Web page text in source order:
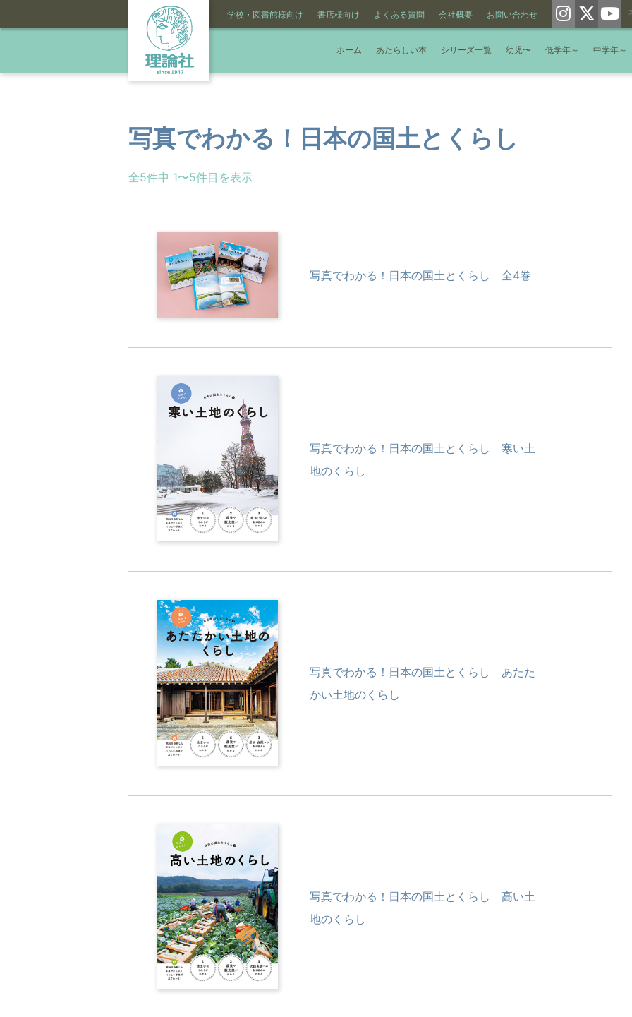
学校・図書館様向け 書店様向け よくある質問 会社概要 お問い合わせ
ホーム あたらしい本 シリーズ一覧 幼児〜 低学年～ 中学年～
写真でわかる！日本の国土とくらし
全5件中 1〜5件目を表示
写真でわかる！日本の国土とくらし 全4巻
写真でわかる！日本の国土とくらし 寒い土
地のくらし
写真でわかる！日本の国土とくらし あたた
かい土地のくらし
写真でわかる！日本の国土とくらし 高い土
地のくらし